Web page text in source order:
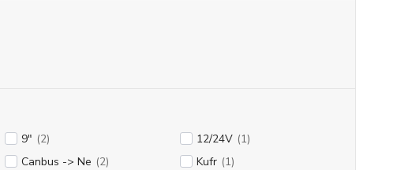
9" (2) 12/24V (1)
Canbus -> Ne (2) Kufr (1)